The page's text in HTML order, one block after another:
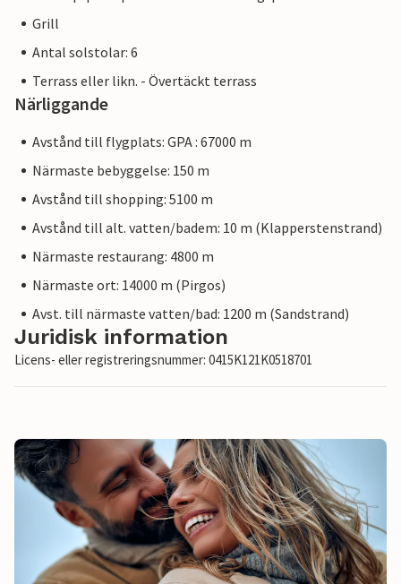
Grill
Antal solstolar: 6
Terrass eller likn. - Övertäckt terrass
Närliggande
Avstånd till flygplats: GPA : 67000 m
Närmaste bebyggelse: 150 m
Avstånd till shopping: 5100 m
Avstånd till alt. vatten/badem: 10 m (Klapperstenstrand)
Närmaste restaurang: 4800 m
Närmaste ort: 14000 m (Pirgos)
Avst. till närmaste vatten/bad: 1200 m (Sandstrand)
Juridisk information
Licens- eller registreringsnummer: 0415K121K0518701